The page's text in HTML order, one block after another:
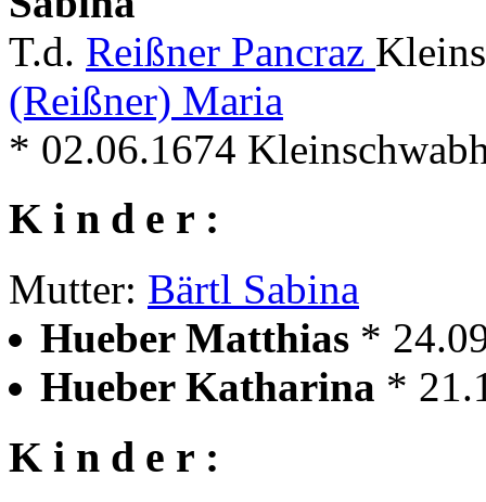
T.d. Reißner Pancraz
(Reißner) Maria
* 02.06.1674
K i n d e r :
Mutter: Bärtl Sabina
Hueber Matthias *
Hueber Katharina *
K i n d e r :